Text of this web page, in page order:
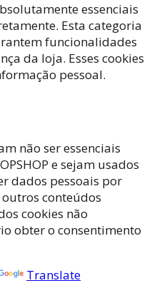
essenciais
Esta categoria
funcionalidades
da loja. Esses cookies
pessoal.
não ser essenciais
e sejam usados
dados pessoais por
conteúdos
cookies não
obter o consentimento
Translate